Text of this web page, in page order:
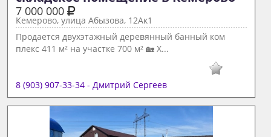
7 000 000
Кемерово, улица Абызова, 12Ак1
Продается двухэтажный деревянный банный ком
плекс 411 м² на участке 700 м² 🏡 Х...
8 (903) 907-33-34 - Дмитрий Сергеев